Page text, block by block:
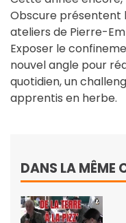
Obscure présentent
ateliers de Pierre-
Exposer le
nouvel angle pour
quotidien, un
apprentis en herbe.
DANS LA MÊME